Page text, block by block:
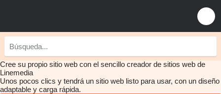
Cree su propio sitio web con el sencillo creador de sitios web de
Linemedia
Unos pocos clics y tendrá un sitio web listo para usar, con un diseño
adaptable y carga rápida.